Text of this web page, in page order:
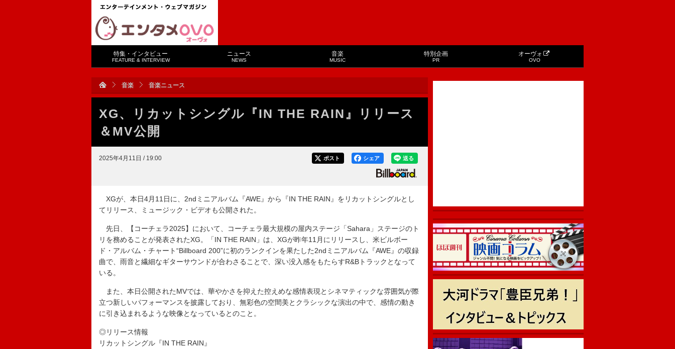
特集・インタビュー
FEATURE & INTERVIEW
ニュース
NEWS
音楽
MUSIC
特別企画
PR
オーヴォ
OVO
音楽 音楽ニュース
XG、リカットシングル『IN THE RAIN』リリース
＆MV公開
2025年4月11日 / 19:00 送る
シェア
ポスト
XGが、本日4月11日に、2ndミニアルバム『AWE』から『IN THE RAIN』をリカットシングルとし
てリリース、ミュージック・ビデオも公開された。
先日、【コーチェラ2025】において、コーチェラ最大規模の屋内ステージ「Sahara」ステージのト
リを務めることが発表されたXG。「IN THE RAIN」は、XGが昨年11月にリリースし、米ビルボー
ド・アルバム・チャート“Billboard 200”に初のランクインを果たした2ndミニアルバム『AWE』の収録
曲で、雨音と繊細なギターサウンドが合わさることで、深い没入感をもたらすR&Bトラックとなって
いる。
また、本日公開されたMVでは、華やかさを抑えた控えめな感情表現とシネマティックな雰囲気が際
立つ新しいパフォーマンスを披露しており、無彩色の空間美とクラシックな演出の中で、感情の動き
に引き込まれるような映像となっているとのこと。
◎リリース情報
リカットシングル『IN THE RAIN』